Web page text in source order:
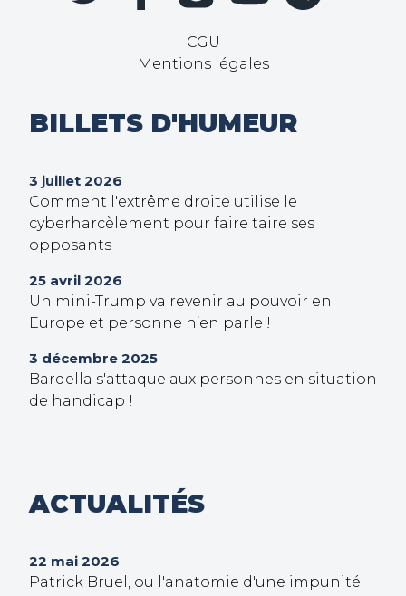
CGU
Mentions légales
BILLETS D'HUMEUR
3 juillet 2026
Comment l'extrême droite utilise le
cyberharcèlement pour faire taire ses
opposants
25 avril 2026
Un mini-Trump va revenir au pouvoir en
Europe et personne n’en parle !
3 décembre 2025
Bardella s'attaque aux personnes en situation
de handicap !
ACTUALITÉS
22 mai 2026
Patrick Bruel, ou l'anatomie d'une impunité